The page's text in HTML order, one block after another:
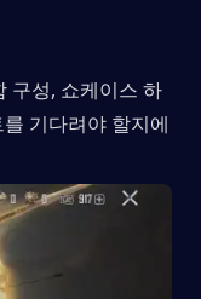
구성, 쇼케이스 하
기다려야 할지에